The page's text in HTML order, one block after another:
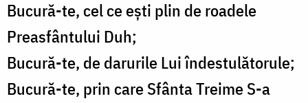
Bucură-te, cel ce eşti plin de roadele
Preasfântului Duh;
Bucură-te, de darurile Lui îndestulătorule;
Bucură-te, prin care Sfânta Treime S-a